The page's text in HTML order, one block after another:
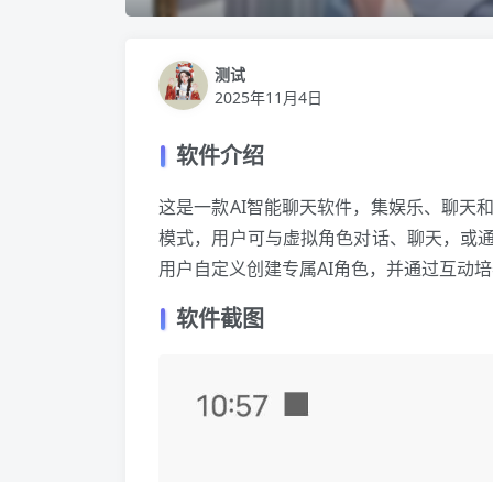
测试
2025年11月4日
软件介绍
这是一款AI智能聊天软件，集娱乐、聊天
模式，用户可与虚拟角色对话、聊天，或
用户自定义创建专属AI角色，并通过互动
软件截图